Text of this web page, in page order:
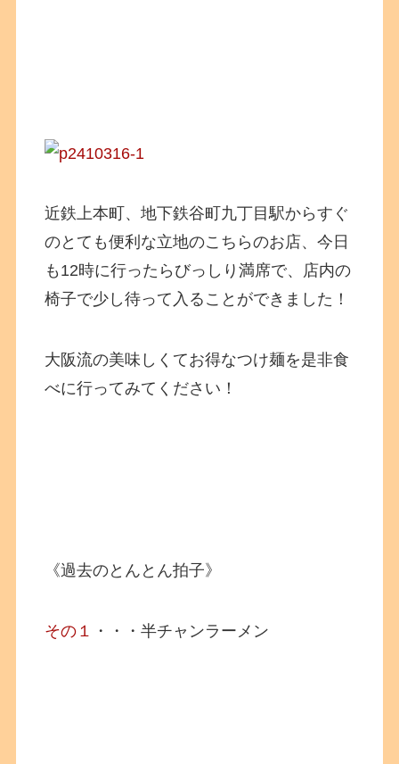
近鉄上本町、地下鉄谷町九丁目駅からすぐ
のとても便利な立地のこちらのお店、今日
も12時に行ったらびっしり満席で、店内の
椅子で少し待って入ることができました！
大阪流の美味しくてお得なつけ麺を是非食
べに行ってみてください！
《過去のとんとん拍子》
その１ ・・・半チャンラーメン